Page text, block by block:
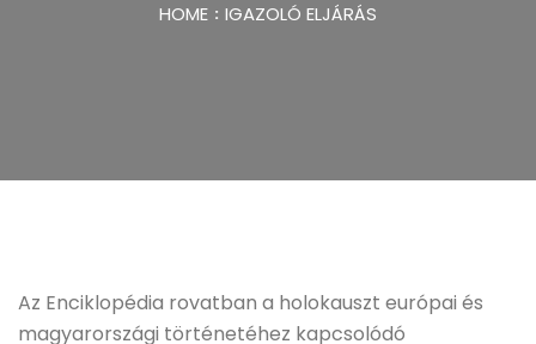
HOME IGAZOLÓ ELJÁRÁS
Az Enciklopédia rovatban a holokauszt európai és
magyarországi történetéhez kapcsolódó